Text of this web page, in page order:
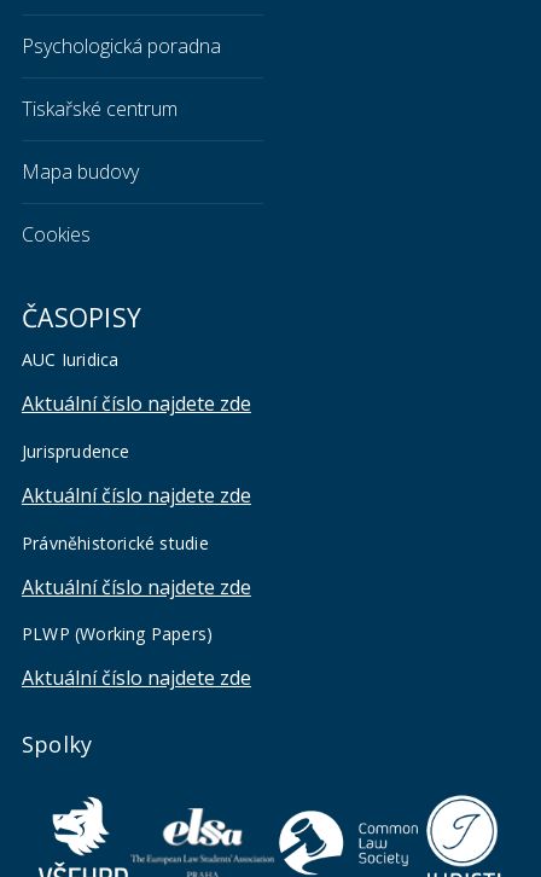
Psychologická poradna
Tiskařské centrum
Mapa budovy
Cookies
ČASOPISY
AUC Iuridica
Aktuální číslo najdete zde
Jurisprudence
Aktuální číslo najdete zde
Právněhistorické studie
Aktuální číslo najdete zde
PLWP (Working Papers)
Aktuální číslo najdete zde
Spolky